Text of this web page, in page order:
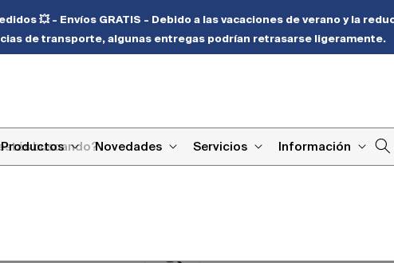
💥 - Envíos GRATIS - Debido a las vacaciones de verano y la
de transporte, algunas entregas podrían retrasarse ligeramente.
Productos Novedades Servicios Información